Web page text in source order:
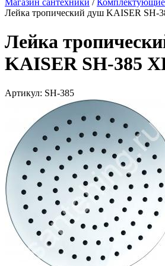
Магазин сантехники / Комплектующие
Лейка тропический душ KAISER
Лейка
KAISER SН-385
Артикул: SН-385